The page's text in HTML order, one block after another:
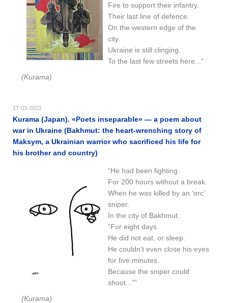
Fire to support their infantry.
Their last line of defence.
On the western edge of the
city.
Ukraine is still clinging.
To the last few streets here..."
(Kurama)
17-03-2023
Kurama (Japan). «Poets inseparable» — a poem about
war in Ukraine (Bakhmut: the heart-wrenching story of
Maksym, a Ukrainian warrior who sacrificed his life for
his brother and country)
“He had been fighting.
For 200 hours without a break.
When he was killed by an ‘orc’
sniper.
In the city of Bakhmut.
“For eight days.
He did not eat, or sleep.
He couldn't even close his eyes
for five minutes.
Because the sniper could
shoot...””
(Kurama)